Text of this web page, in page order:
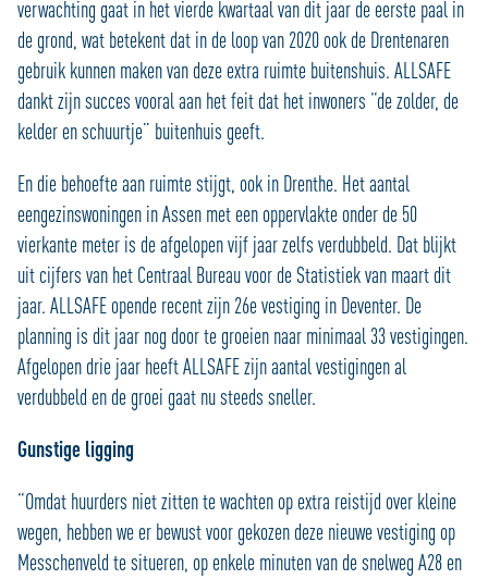
verwachting gaat in het vierde kwartaal van dit jaar de eerste paal in
de grond, wat betekent dat in de loop van 2020 ook de Drentenaren
gebruik kunnen maken van deze extra ruimte buitenshuis. ALLSAFE
dankt zijn succes vooral aan het feit dat het inwoners “de zolder, de
kelder en schuurtje” buitenhuis geeft.
En die behoefte aan ruimte stijgt, ook in Drenthe. Het aantal
eengezinswoningen in Assen met een oppervlakte onder de 50
vierkante meter is de afgelopen vijf jaar zelfs verdubbeld. Dat blijkt
uit cijfers van het Centraal Bureau voor de Statistiek van maart dit
jaar. ALLSAFE opende recent zijn 26e vestiging in Deventer. De
planning is dit jaar nog door te groeien naar minimaal 33 vestigingen.
Afgelopen drie jaar heeft ALLSAFE zijn aantal vestigingen al
verdubbeld en de groei gaat nu steeds sneller.
Gunstige ligging
“Omdat huurders niet zitten te wachten op extra reistijd over kleine
wegen, hebben we er bewust voor gekozen deze nieuwe vestiging op
Messchenveld te situeren, op enkele minuten van de snelweg A28 en